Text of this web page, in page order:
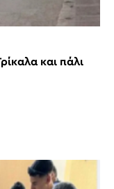
και πάλι